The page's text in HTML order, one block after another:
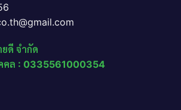
ดี จำกัด
คล : 0335561000354